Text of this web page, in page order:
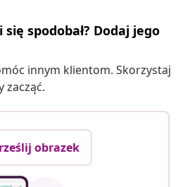
spodobał? Dodaj jego
innym klientom. Skorzystaj
zacząć.
obrazek